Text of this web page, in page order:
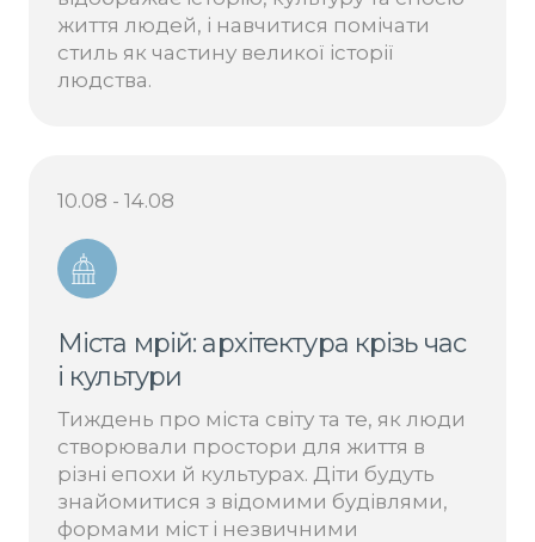
життя людей, і навчитися помічати
стиль як частину великої історії
людства.
10.08 - 14.08
Міста мрій: архітектура крізь час
і культури
Тиждень про міста світу та те, як люди
створювали простори для життя в
різні епохи й культурах. Діти будуть
знайомитися з відомими будівлями,
формами міст і незвичними